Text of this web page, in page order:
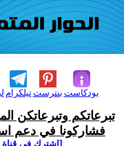
تيلكرامبنترست بودكاست
تبرعاتكم وتبرعاتكن
فشاركونا في دعم
[اشترك في قناة